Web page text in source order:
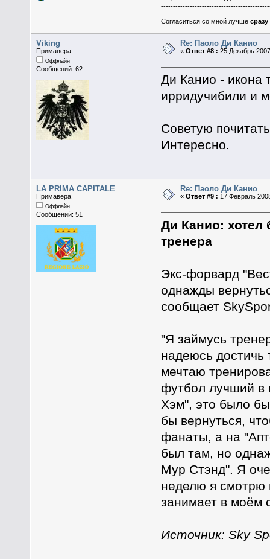
Согласиться со мной лучше сразу
Viking
Примавера
Оффлайн
Сообщений: 62
Re: Паоло Ди Канио
«Ответ #8 : 25 Декабрь
Ди Канио - икона
ирридучибили и
Советую
Интересно.
LA PRIMA CAPITALE
Примавера
Оффлайн
Сообщений: 51
Re: Паоло Ди Канио
«Ответ #9 : 17 Февраль
Ди Канио: хотел
тренера
Экс-форвард
однажды
сообщает
"Я займусь
надеюсь достичь
мечтаю
футбол лучший в
Хэм", это было
бы вернуться,
фанаты, а на
был там, но
Мур Стэнд". Я
неделю я смотрю
занимает в моём
Источник: Sky